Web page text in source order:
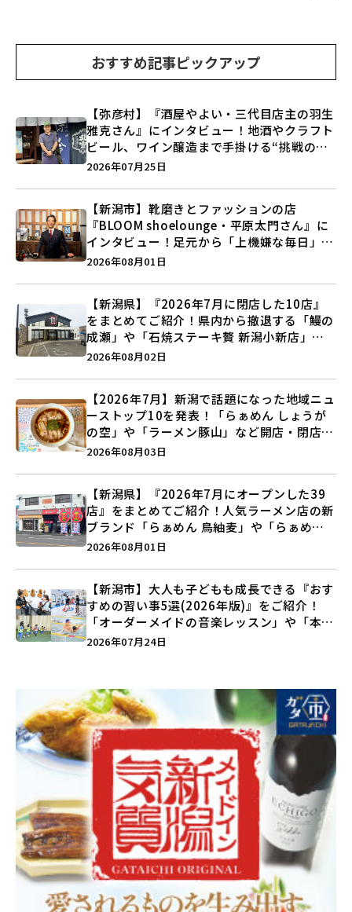
おすすめ記事ピックアップ
【弥彦村】『酒屋やよい・三代目店主の羽生
雅克さん』にインタビュー！地酒やクラフト
ビール、ワイン醸造まで手掛ける“挑戦の歴
史”に迫る♪
2026年07月25日
【新潟市】靴磨きとファッションの店
『BLOOM shoelounge・平原太門さん』に
インタビュー！足元から「上機嫌な毎日」を
つくる装いの提案とは？
2026年08月01日
【新潟県】『2026年7月に閉店した10店』
をまとめてご紹介！県内から撤退する「鰻の
成瀬」や「石焼ステーキ贅 新潟小新店」が
営業に幕…。
2026年08月02日
【2026年7月】新潟で話題になった地域ニュ
ーストップ10を発表！「らぁめん しょうが
の空」や「ラーメン豚山」など開店・閉店の
注目記事をランキングでご紹介♪
2026年08月03日
【新潟県】『2026年7月にオープンした39
店』をまとめてご紹介！人気ラーメン店の新
ブランド「らぁめん 鳥紬麦」や「らぁめん
しょうがの空」など盛りだくさん♪
2026年08月01日
【新潟市】大人も子どもも成長できる『おす
すめの習い事5選(2026年版)』をご紹介！
「オーダーメイドの音楽レッスン」や「本格
キックボクシング」で新しい自分を見つけよ
2026年07月24日